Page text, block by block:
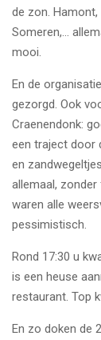
de zon. Hamont,
Someren,...
mooi.
En de
gezorgd. Ook
Craenendonk:
een traject door
en
allemaal, zonder
waren alle
pessimistisch.
Rond 17:30 u
is een heuse
restaurant. Top
En zo doken de